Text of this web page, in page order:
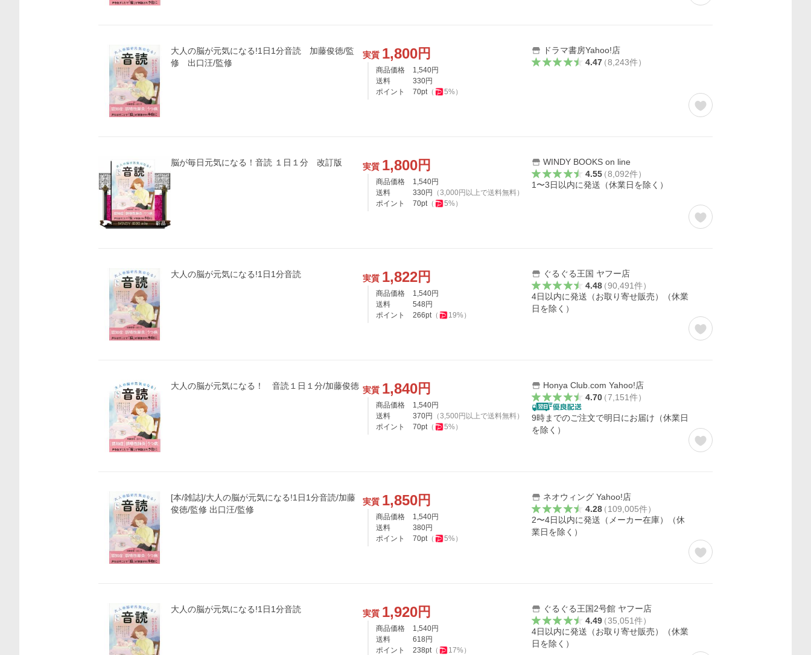
大人の脳が元気になる!1日1分音読 加藤俊徳/監
修 出口汪/監修
実質 1,800円
商品価格 1,540円
送料
330円
ポイント
70pt（ 5%）
ドラマ書房Yahoo!店
4.47（8,243件）
脳が毎日元気になる！音読 １日１分 改訂版 実質 1,800円
商品価格 1,540円
送料
330円 （3,000 円以上で送料無料）
ポイント
70pt（ 5%）
WINDY BOOKS on line
4.55（8,092件）
1〜3日以内に発送（休業日を除く）
大人の脳が元気になる!1日1分音読 実質 1,822円
商品価格 1,540円
送料
548 円
ポイント
266pt（ 19%）
ぐるぐる王国 ヤフー店
4.48（90,491件）
4日以内に発送（お取り寄せ販売）（休業
日を除く）
大人の脳が元気になる！ 音読１日１分/加藤俊徳 実質 1,840円
商品価格 1,540円
送料
370円 （3,500 円以上で送料無料）
ポイント
70pt（ 5%）
Honya Club.com Yahoo!店
4.70（7,151件）
9時までのご注文で明日にお届け（休業日
を除く）
[本/雑誌]/大人の脳が元気になる!1日1分音読/加藤
俊徳/監修 出口汪/監修
実質 1,850円
商品価格 1,540円
送料
380円
ポイント
70pt（ 5%）
ネオウィング Yahoo!店
4.28（109,005件）
2〜4日以内に発送（メーカー在庫）（休
業日を除く）
大人の脳が元気になる!1日1分音読 実質 1,920円
商品価格 1,540円
送料
618 円
ポイント
238pt（ 17%）
ぐるぐる王国2号館 ヤフー店
4.49（35,051件）
4日以内に発送（お取り寄せ販売）（休業
日を除く）